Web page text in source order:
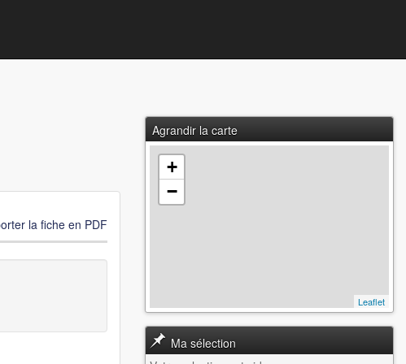
la fiche en PDF
Agrandir la carte
+
−
Leaflet
Ma sélection